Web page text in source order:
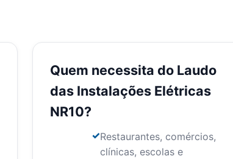
Quem necessita do Laudo
das Instalações Elétricas
NR10?
Restaurantes, comércios,
clínicas, escolas e